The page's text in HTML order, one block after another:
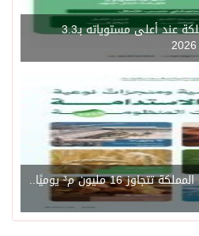
الائتمان المصرفي في المملكة عند أعلى مستوياته بـ3.3
“البيئة”: إمدادات المياه في المملكة تتجاوز 16 مليون م³ يوميًا..